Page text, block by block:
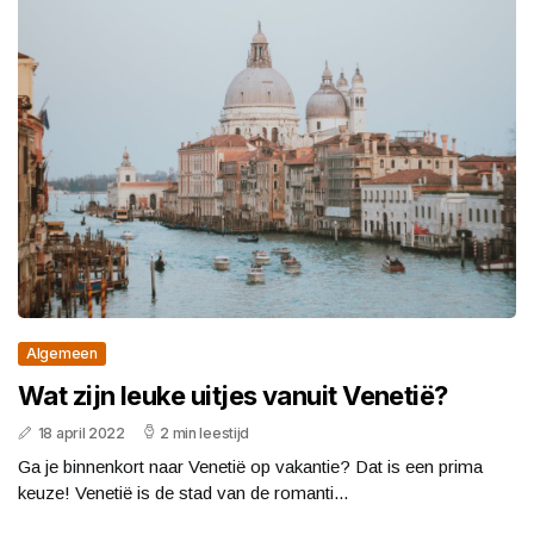
Algemeen
Wat zijn leuke uitjes vanuit Venetië?
18 april 2022 2 min leestijd
Ga je binnenkort naar Venetië op vakantie? Dat is een prima
keuze! Venetië is de stad van de romanti...